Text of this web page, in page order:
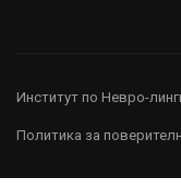
Институт по Невро-
Политика за